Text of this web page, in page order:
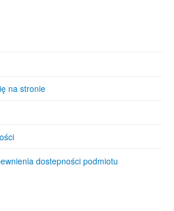
na stronie
dostepności podmiotu